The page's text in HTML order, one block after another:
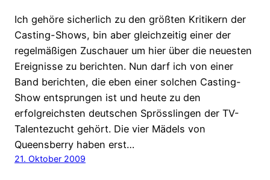
Ich gehöre sicherlich zu den größten Kritikern der
Casting-Shows, bin aber gleichzeitig einer der
regelmäßigen Zuschauer um hier über die neuesten
Ereignisse zu berichten. Nun darf ich von einer
Band berichten, die eben einer solchen Casting-
Show entsprungen ist und heute zu den
erfolgreichsten deutschen Sprösslingen der TV-
Talentezucht gehört. Die vier Mädels von
Queensberry haben erst…
21. Oktober 2009